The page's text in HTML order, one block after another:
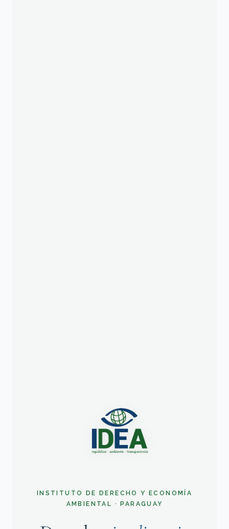
INSTITUTO DE DERECHO Y ECONOMÍA
AMBIENTAL · PARAGUAY